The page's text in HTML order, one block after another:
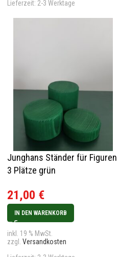
Lieferzeit: 2-3 Werktage
Junghans Ständer für Figuren
3 Plätze grün
21,00 €
IN DEN WARENKORB
inkl. 19 % MwSt.
zzgl. Versandkosten